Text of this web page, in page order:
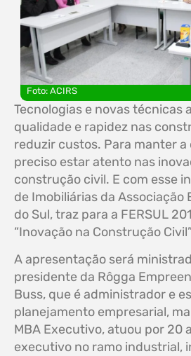
Foto: ACIRS
Tecnologias e novas técnicas
qualidade e rapidez nas
reduzir custos. Para manter
preciso estar atento nas
construção civil. E com esse
de Imobiliárias da Associação
do Sul, traz para a FERSUL
“Inovação na Construção
A apresentação será
presidente da Rôgga
Buss, que é administrador e
planejamento empresarial,
MBA Executivo, atuou por 20
executivo no ramo industrial,